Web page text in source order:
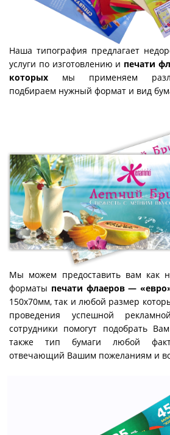
Наша типография предлагает
услуги по изготовлению и печати
которых мы применяем
подбираем нужный формат и вид
Мы можем предоставить вам как
форматы печати флаеров —
150х70мм, так и любой размер
проведения успешной
сотрудники помогут подобрать
также тип бумаги любой
отвечающий Вашим пожеланиям и